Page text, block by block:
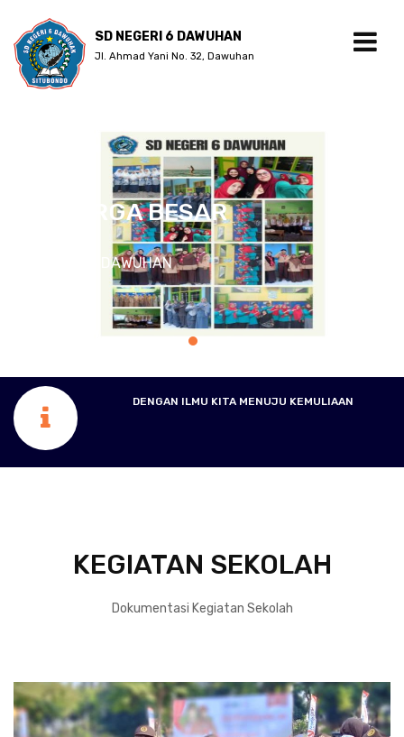
SD NEGERI 6 DAWUHAN
Jl. Ahmad Yani No. 32, Dawuhan
DENGAN ILMU KITA MENUJU KEMULIAAN
KEGIATAN SEKOLAH
Dokumentasi Kegiatan Sekolah